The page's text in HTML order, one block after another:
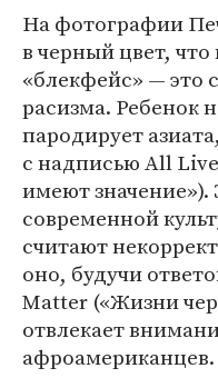
На фотографии
в черный цвет,
«блекфейс» — это
расизма. Ребенок
пародирует
с надписью All
имеют значение»).
современной
считают
оно, будучи
Matter («Жизни
отвлекает
афроамериканцев.